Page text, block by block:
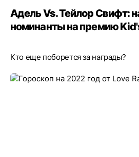
Адель Vs. Тейлор Свифт:
номинанты на премию
Кто еще поборется за награды?